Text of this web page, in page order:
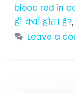
blood red in
ही क्यों होता है?,
Leave a